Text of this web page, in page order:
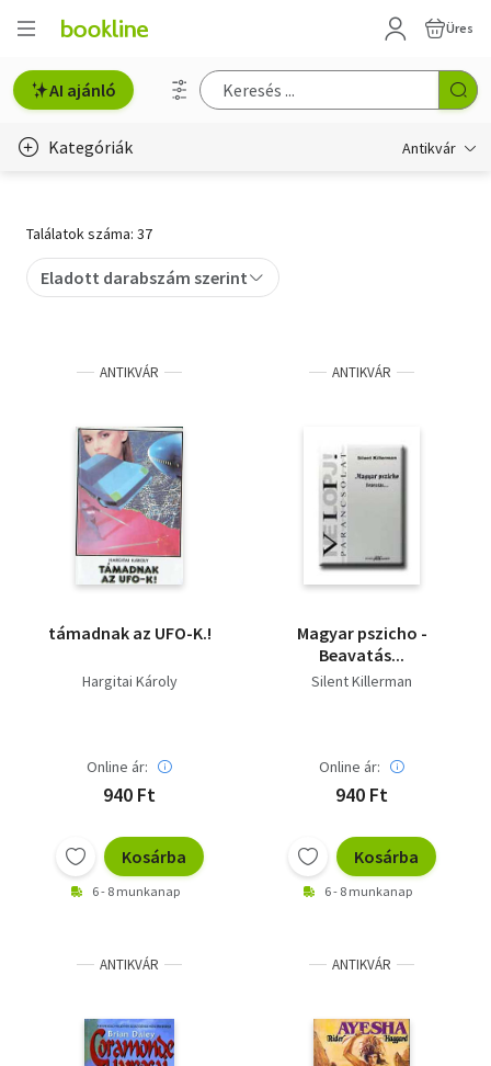
Üres
AI ajánló
Kategóriák Antikvár
Életmód, egészség
Hobbi, szabadidő
Idegen nyelvű
Irodalom
Minikönyv
Művészet
Szótár, nyelvkönyv
Társadalomtudomány
Történelem
Találatok száma: 37
Eladott darabszám szerint
ANTIKVÁR
támadnak az UFO-K.!
Hargitai Károly
Online ár:
940 Ft
Kosárba
6 - 8 munkanap
ANTIKVÁR
Magyar pszicho -
Beavatás...
Silent Killerman
Online ár:
940 Ft
Kosárba
6 - 8 munkanap
ANTIKVÁR ANTIKVÁR